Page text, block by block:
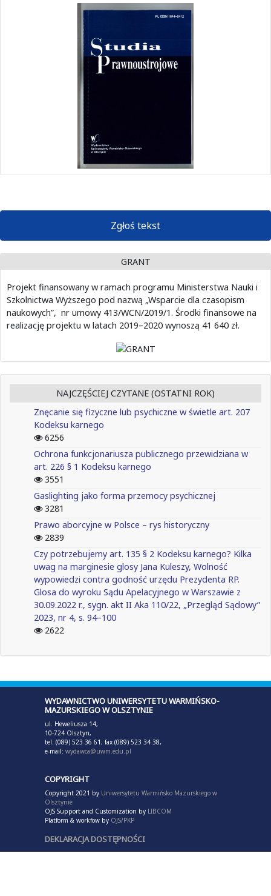
Zgłoś tekst
GRANT
Projekt finansowany w ramach programu Ministerstwa Nauki i
Szkolnictwa Wyższego pod nazwą „Wsparcie dla czasopism
naukowych”, nr umowy 413/WCN/2019/1. Środki finansowe na
realizację projektu w latach 2019–2020 wynoszą 41 640 zł.
NAJCZĘŚCIEJ CZYTANE (OSTATNI ROK)
Znęcanie się fizyczne lub psychiczne w świetle art. 207
Kodeksu karnego
6256
Ochrona funkcjonariusza publicznego przewidziana w
art. 226 § 1 Kodeksu karnego
3551
Gaslighting jako forma przemocy psychicznej
3281
Prawo aborcyjne w Polsce – rys historyczny
2839
Czy potrzebujemy art. 135 § 2 Kodeksu karnego? Kilka
uwag na marginesie glosy Jana Kuleszy, Wolność
wypowiedzi contra godność urzędu Prezydenta RP.
Glosa do wyroku Sądu Apelacyjnego w Warszawie z
30.09.2022 r., sygn. akt II Aka 110/22, „Przegląd Sądowy”
2023, nr 4, s. 94–100
2622
WYDAWNICTWO UNIWERSYTETU WARMIŃSKO-
MAZURSKIEGO W OLSZTYNIE
ul. Heweliusza 14,
10-724 Olsztyn,
tel. (089) 523 36 61; fax (089) 523 34 38,
e-mail: wydawca@uwm.edu.pl
COPYRIGHT
Copyright 2021 by Uniwersytetu Warmińsko Mazurskiego w
Olsztynie
OJS Support and Customization by LIBCOM
Platform & workfow by OJS/PKP
DEKLARACJA DOSTĘPNOŚCI